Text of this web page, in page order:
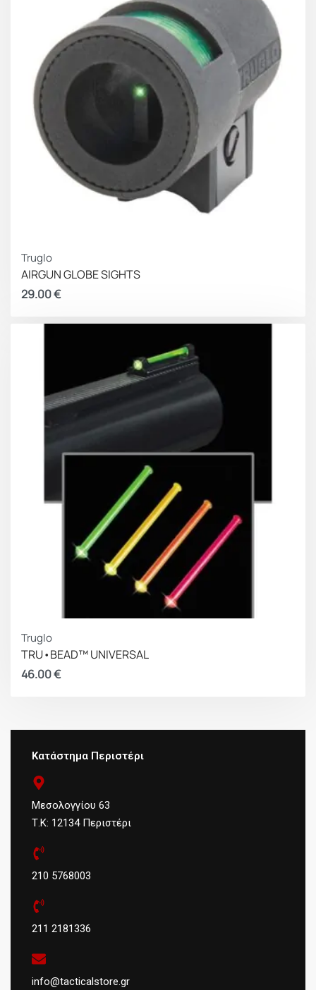
Truglo
AIRGUN GLOBE SIGHTS
29.00€
Truglo
TRU•BEAD™ UNIVERSAL
46.00€
Κατάστημα Περιστέρι
Μεσολογγίου 63
Τ.Κ: 12134 Περιστέρι
210 5768003
211 2181336
info@tacticalstore.gr